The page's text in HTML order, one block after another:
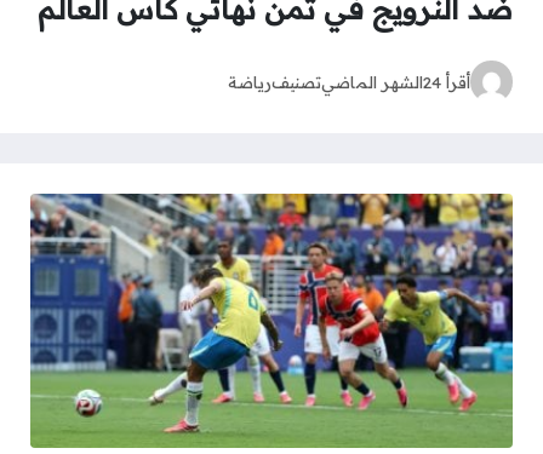
ضد النرويج في ثمن نهائي كأس العالم
أقرأ 24 الشهر الماضيتصنيفرياضة